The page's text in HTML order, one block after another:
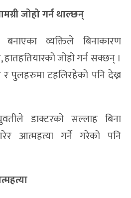
जोहो गर्न थाल्छन्
व्यक्तिले बिनाकारण
हातहतियारको जोहो गर्न सक्छन् ।
र पुलहरुमा टहलिरहेको पनि देख्न
डाक्टरको सल्लाह बिना
आत्महत्या गर्ने गरेको पनि